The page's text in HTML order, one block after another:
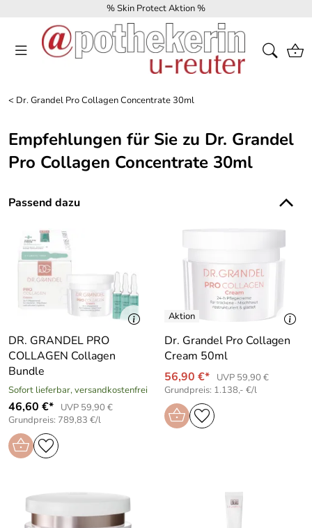
% Skin Protect Aktion %
< Dr. Grandel Pro Collagen Concentrate 30ml
Empfehlungen für Sie zu Dr. Grandel
Pro Collagen Concentrate 30ml
Passend dazu
DR. GRANDEL PRO
COLLAGEN Collagen
Bundle
Sofort lieferbar, versandkostenfrei
46,60 €*
UVP 59,90 €
Grundpreis: 789,83 €/l
Dr. Grandel Pro Collagen
Cream 50ml
56,90 €*
UVP 59,90 €
Grundpreis: 1.138,- €/l